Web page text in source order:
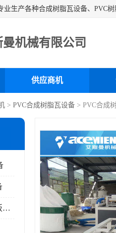
机械有限公司
供应商机
> PVC合成树脂瓦设备 > PVC合成
PVC竹木纤维护墙板设备